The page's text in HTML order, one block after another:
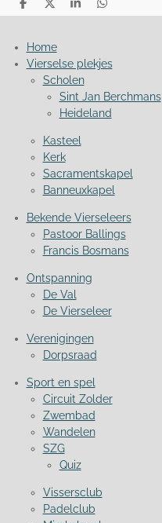
D
e
e
n
D
e
l
S
h
D
e
Home
Vierselse plekjes
Scholen
Sint Jan Berchmans
Heideland
Kasteel
Kerk
Sacramentskapel
Banneuxkapel
Bekende Vierseleers
Pastoor Ballings
Francis Bosmans
Ontspanning
De Val
De Vierseleer
Verenigingen
Dorpsraad
Sport en spel
Circuit Zolder
Zwembad
Wandelen
SZG
Quiz
Vissersclub
Padelclub